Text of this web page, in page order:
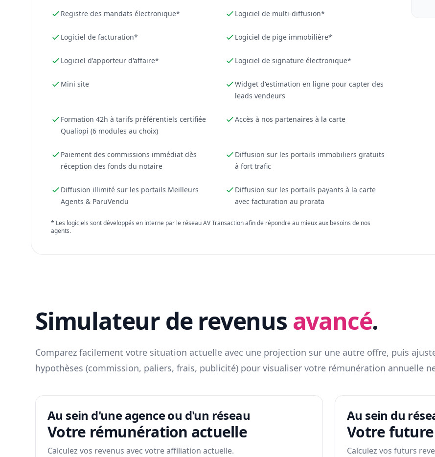
Registre des mandats électronique* Logiciel de multi-diffusion*
Logiciel de facturation* Logiciel de pige immobilière*
Logiciel d'apporteur d'affaire* Logiciel de signature électronique*
Mini site
Widget d'estimation en ligne pour capter des
leads vendeurs
Formation 42h à tarifs préférentiels certifiée
Qualiopi (6 modules au choix)
Accès à nos partenaires à la carte
Paiement des commissions immédiat dès
réception des fonds du notaire
Diffusion sur les portails immobiliers gratuits
à fort trafic
Diffusion illimité sur les portails Meilleurs
Agents & ParuVendu
Diffusion sur les portails payants à la carte
avec facturation au prorata
* Les logiciels sont développés en interne par le réseau AV Transaction afin de répondre au mieux aux besoins de nos
agents.
Simulateur de revenus avancé.
Comparez facilement votre situation actuelle avec une projection sur une autre offre, puis
hypothèses (commission, paliers, frais, publicité) pour visualiser votre rémunération annuelle
Au sein d'une agence ou d'un réseau
Votre rémunération actuelle
Calculez vos revenus avec votre affiliation actuelle.
Au sein du
Votre
Calculez vos futurs